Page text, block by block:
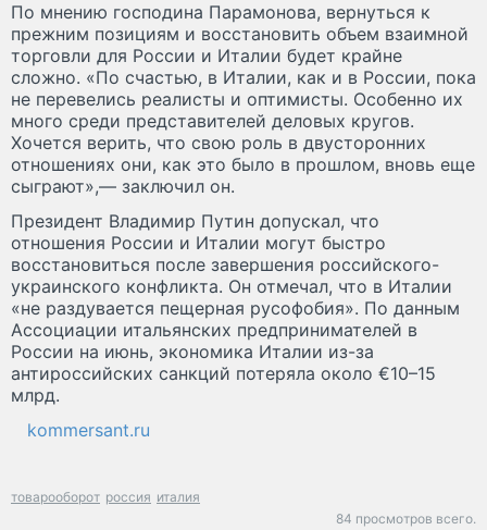
По мнению господина Парамонова, вернуться к
прежним позициям и восстановить объем взаимной
торговли для России и Италии будет крайне
сложно. «По счастью, в Италии, как и в России, пока
не перевелись реалисты и оптимисты. Особенно их
много среди представителей деловых кругов.
Хочется верить, что свою роль в двусторонних
отношениях они, как это было в прошлом, вновь еще
сыграют»,— заключил он.
Президент Владимир Путин допускал, что
отношения России и Италии могут быстро
восстановиться после завершения российского-
украинского конфликта. Он отмечал, что в Италии
«не раздувается пещерная русофобия». По данным
Ассоциации итальянских предпринимателей в
России на июнь, экономика Италии из-за
антироссийских санкций потеряла около €10–15
млрд.
kommersant.ru
товарооборот россия италия
84 просмотров всего.